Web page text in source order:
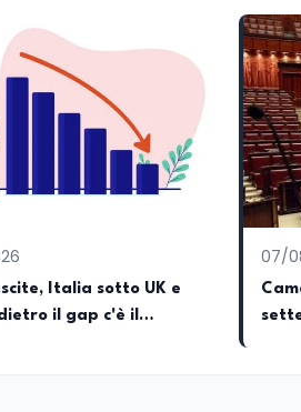
scritto i volumi Il sindaco di Tutti,
collettivo edito dalla Fondazione
nazionale. Per tre legislature sono stato collaboratore parlamentare occupandomi di legge di bilancio e di
agroalimentari con
con le Camera di
racconto all’interno delle
gli usi, le abitudini e i
e culturale. Pugliese di nascita, vivo a
Italia sotto UK e
il gap c'è il
07/